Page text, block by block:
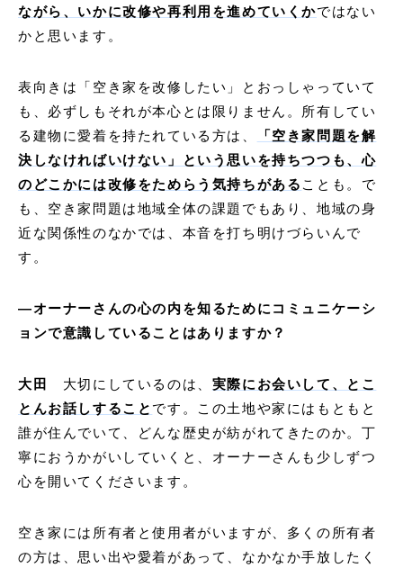
ながら、いかに改修や再利用を進めていくかではない
かと思います。
表向きは「空き家を改修したい」とおっしゃっていて
も、必ずしもそれが本心とは限りません。所有してい
る建物に愛着を持たれている方は、
「空き家問題を解
決しなければいけない」という思いを持ちつつも、心
のどこかには改修をためらう気持ちがある ことも。で
も、空き家問題は地域全体の課題でもあり、地域の身
近な関係性のなかでは、本音を打ち明けづらいんで
す。
―オーナーさんの心の内を知るためにコミュニケーシ
ョンで意識していることはありますか？
大田 大切にしているのは、 実際にお会いして、とこ
とんお話しすること です。この土地や家にはもともと
誰が住んでいて、どんな歴史が紡がれてきたのか。丁
寧におうかがいしていくと、オーナーさんも少しずつ
心を開いてくださいます。
空き家には所有者と使用者がいますが、多くの所有者
の方は、思い出や愛着があって、なかなか手放したく